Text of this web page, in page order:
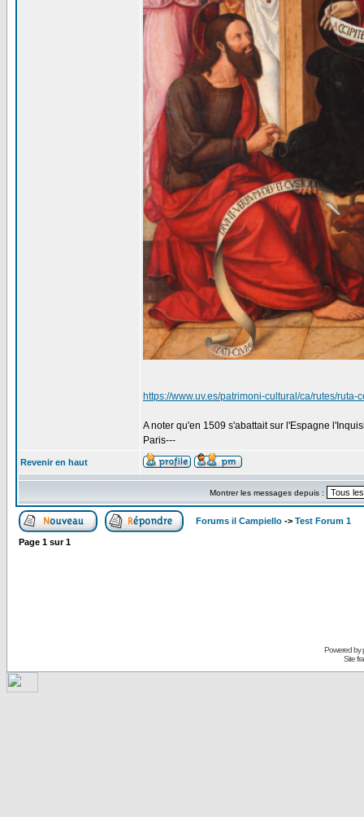
https://www.uv.es/patrimoni-cultural/ca/rutes/
A noter qu'en 1509 s'abattait sur l'Espagne
Paris---
Revenir en haut
Montrer les messages depuis :
Forums il Campiello -> Test Forum 1
Page 1 sur1
Powered by
Site